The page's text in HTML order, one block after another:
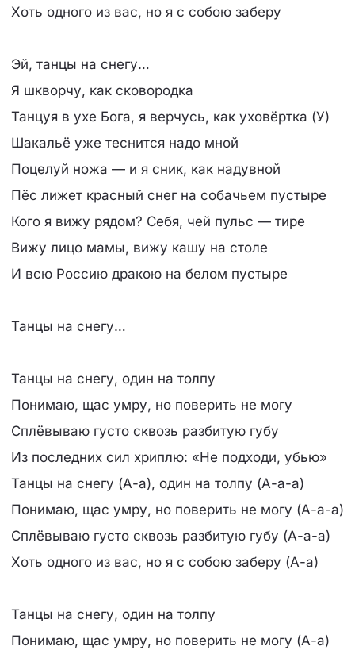
Хоть одного из вас, но я с собою заберу
Эй, танцы на снегу…
Я шкворчу, как сковородка
Танцуя в ухе Бога, я верчусь, как уховёртка (У)
Шакальё уже теснится надо мной
Поцелуй ножа — и я сник, как надувной
Пёс лижет красный снег на собачьем пустыре
Кого я вижу рядом? Себя, чей пульс — тире
Вижу лицо мамы, вижу кашу на столе
И всю Россию дракою на белом пустыре
Танцы на снегу…
Танцы на снегу, один на толпу
Понимаю, щас умру, но поверить не могу
Сплёвываю густо сквозь разбитую губу
Из последних сил хриплю: «Не подходи, убью»
Танцы на снегу (А-а), один на толпу (А-а-а)
Понимаю, щас умру, но поверить не могу (А-а-а)
Сплёвываю густо сквозь разбитую губу (А-а-а)
Хоть одного из вас, но я с собою заберу (А-а)
Танцы на снегу, один на толпу
Понимаю, щас умру, но поверить не могу (А-а)